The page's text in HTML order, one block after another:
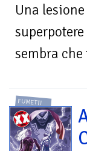
Una
sembra
FUMETTI